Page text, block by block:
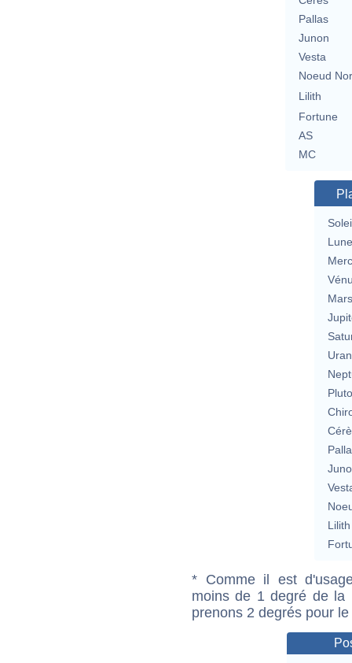
Pallas
Junon
Vesta
Noeud
Lilith
Fortune
AS
MC
Lune
Mars
Lilith
* Comme il est
moins de 1 degré de la
prenons 2 degrés pour